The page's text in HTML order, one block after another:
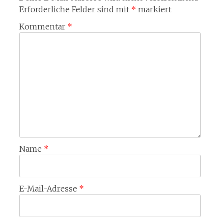
Erforderliche Felder sind mit * markiert
Kommentar *
Name *
E-Mail-Adresse *